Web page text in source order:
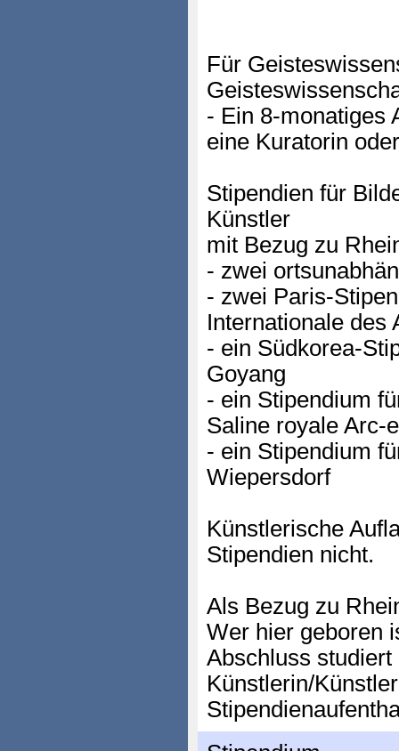
Für
- Ein 8-monatiges
eine Kuratorin
Stipendien für
Künstler
mit Bezug zu
- zwei
- zwei Paris-
Internationale des
- ein Südkorea-
Goyang
- ein Stipendium
Saline royale Arc-
- ein Stipendium
Wiepersdorf
Künstlerische
Stipendien nicht.
Als Bezug zu
Wer hier geboren
Abschluss
Künstlerin/